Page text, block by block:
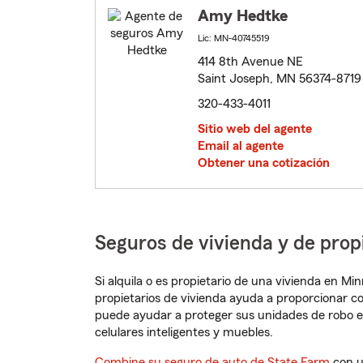
Amy Hedtke
Lic: MN-40745519
414 8th Avenue NE
Saint Joseph, MN 56374-8719
320-433-4011
Sitio web del agente
Email al agente
Obtener una cotización
Seguros de vivienda y de
Si alquila o es propietario de una vivienda en
propietarios de vivienda ayuda a proporcionar
puede ayudar a proteger sus unidades de robo
celulares inteligentes y muebles.